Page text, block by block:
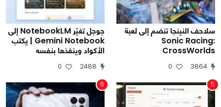
سلاحف النينجا تنضم إلى لعبة
Sonic Racing:
CrossWorlds
3864
0
جوجل تغيّر NotebookLM إلى
Gemini Notebook | يكتب
الأكواد وينفذها بنفسه
2488
0
5
6